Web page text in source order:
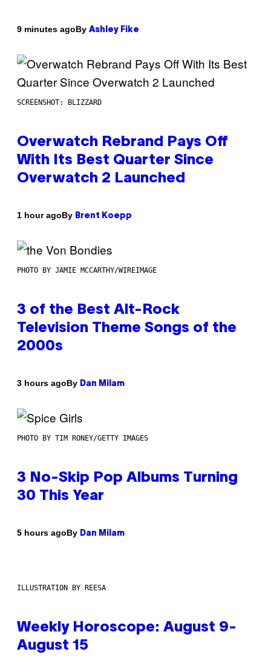
9 minutes agoBy Ashley Fike
SCREENSHOT: BLIZZARD
Overwatch Rebrand Pays Off
With Its Best Quarter Since
Overwatch 2 Launched
1 hour agoBy Brent Koepp
PHOTO BY JAMIE MCCARTHY/WIREIMAGE
3 of the Best Alt-Rock
Television Theme Songs of the
2000s
3 hours agoBy Dan Milam
PHOTO BY TIM RONEY/GETTY IMAGES
3 No-Skip Pop Albums Turning
30 This Year
5 hours agoBy Dan Milam
ILLUSTRATION BY REESA
Weekly Horoscope: August 9-
August 15